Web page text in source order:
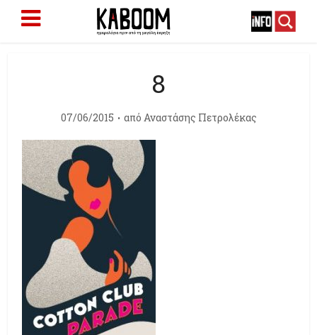
8
07/06/2015 από Αναστάσης Πετρολέκας